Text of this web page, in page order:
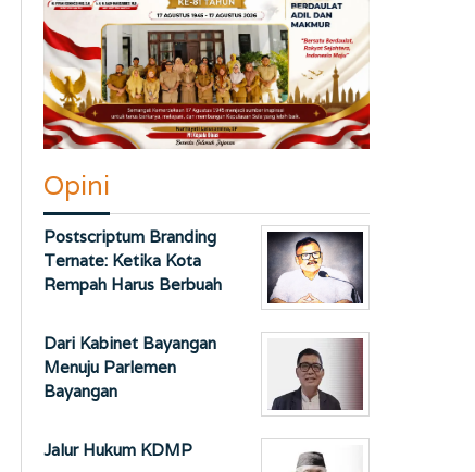
Opini
Postscriptum Branding
Ternate: Ketika Kota
Rempah Harus Berbuah
Dari Kabinet Bayangan
Menuju Parlemen
Bayangan
Jalur Hukum KDMP